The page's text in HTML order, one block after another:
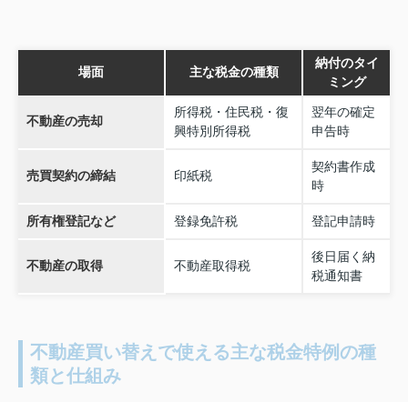
場面 主な税金の種類
納付のタイ
ミング
不動産の売却
所得税・住民税・復
興特別所得税
翌年の確定
申告時
売買契約の締結 印紙税
契約書作成
時
所有権登記など 登録免許税 登記申請時
不動産の取得 不動産取得税
後日届く納
税通知書
不動産買い替えで使える主な税金特例の種
類と仕組み